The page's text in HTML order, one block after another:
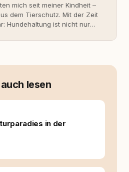
mich seit meiner Kindheit –
dem Tierschutz. Mit der Zeit
Hundehaltung ist nicht nur
Wendepunkt kam mit meinem
Bindung dort, wo Verständnis
– nicht umgekehrt. Aus dieser
rundum.dog – ein
Serviceportal für
Meine Überzeugung:
mit Wissen. Wer seinen
trifft bessere Entscheidungen –
lesen
in der